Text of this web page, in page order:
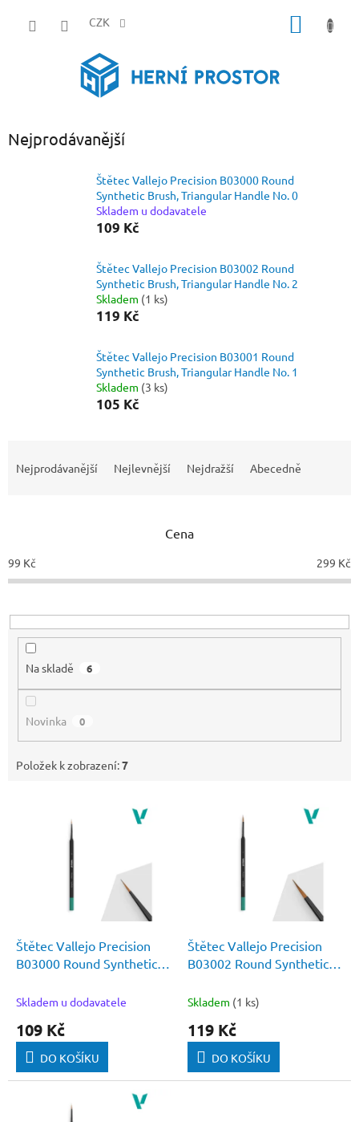
CZK
Nejprodávanější
Štětec Vallejo Precision B03000 Round
Synthetic Brush, Triangular Handle No. 0
Skladem u dodavatele
109 Kč
Štětec Vallejo Precision B03002 Round
Synthetic Brush, Triangular Handle No. 2
Skladem (1 ks)
119 Kč
Štětec Vallejo Precision B03001 Round
Synthetic Brush, Triangular Handle No. 1
Skladem (3 ks)
105 Kč
p
r
o
u
Nejprodávanější Nejlevnější Nejdražší Abecedně
Cena
99 Kč 299 Kč
Na skladě 6
Novinka 0
Položek k zobrazení:7
dŠtětec Vallejo Precision
B03000 Round Synthetic
No. 0
Skladem u dodavatele
109 Kč
DO KOŠÍKU
Štětec Vallejo Precision
B03002 Round Synthetic
No. 2
Skladem (1 ks)
119 Kč
DO KOŠÍKU